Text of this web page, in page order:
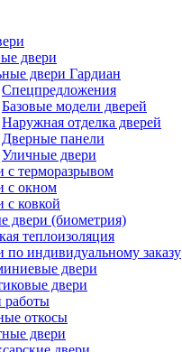
двери
двери Гардиан
Спецпредложения
Базовые модели дверей
Наружная отделка дверей
Дверные панели
Уличные двери
с терморазрывом
с окном
с ковкой
двери (биометрия)
теплоизоляция
по индивидуальному заказу
двери
двери
откосы
двери